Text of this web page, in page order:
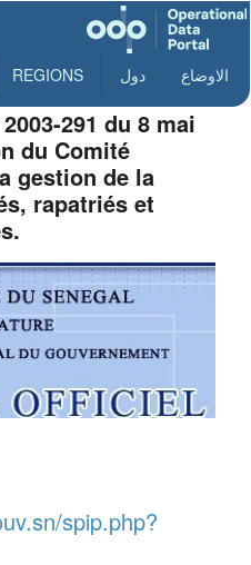
الاوضاع دول REGIONS
291 du 8 mai
du Comité
gestion de la
rapatriés et
spip.php?